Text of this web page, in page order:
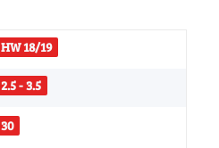
HW 18/19
2.5 - 3.5
30